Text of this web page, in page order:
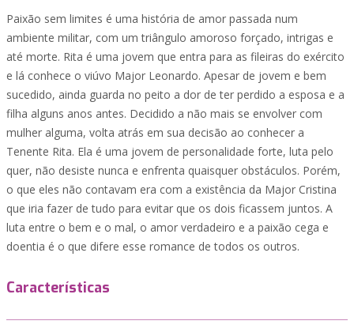
Paixão sem limites é uma história de amor passada num
ambiente militar, com um triângulo amoroso forçado, intrigas e
até morte. Rita é uma jovem que entra para as fileiras do exército
e lá conhece o viúvo Major Leonardo. Apesar de jovem e bem
sucedido, ainda guarda no peito a dor de ter perdido a esposa e a
filha alguns anos antes. Decidido a não mais se envolver com
mulher alguma, volta atrás em sua decisão ao conhecer a
Tenente Rita. Ela é uma jovem de personalidade forte, luta pelo
quer, não desiste nunca e enfrenta quaisquer obstáculos. Porém,
o que eles não contavam era com a existência da Major Cristina
que iria fazer de tudo para evitar que os dois ficassem juntos. A
luta entre o bem e o mal, o amor verdadeiro e a paixão cega e
doentia é o que difere esse romance de todos os outros.
Características